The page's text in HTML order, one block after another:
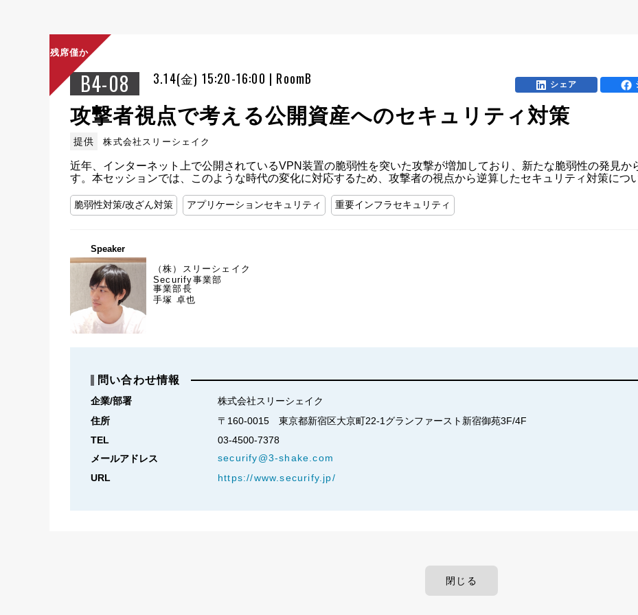
B4-08 3.14(金) 15:20-16:00 | RoomB シェア
残席僅か
攻撃者視点で考える公開資産へのセキュリティ対策
提供 株式会社スリーシェイク
近年、インターネット上で公開されているVPN装置の脆弱性を突いた攻撃が増加しており、新たな脆弱性の発見か
す。本セッションでは、このような時代の変化に対応するため、攻撃者の視点から逆算したセキュリティ対策につ
脆弱性対策/改ざん対策 アプリケーションセキュリティ 重要インフラセキュリティ
Speaker
（株）スリーシェイク
Securify事業部
事業部長
手塚 卓也
問い合わせ情報
企業/部署
株式会社スリーシェイク
住所
〒160-0015　東京都新宿区大京町22-1グランファースト新宿御苑3F/4F
TEL
03-4500-7378
メールアドレス
securify@3-shake.com
URL
https://www.securify.jp/
閉じる